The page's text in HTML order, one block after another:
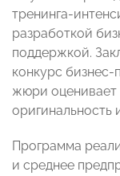
тренинга-
разработкой
поддержкой.
конкурс бизнес-
жюри оценивает
оригинальность
Программа
и среднее